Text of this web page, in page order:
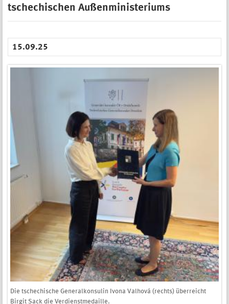
tschechischen Außenministeriums
15.09.25
Die tschechische Generalkonsulin Ivona Valhová (rechts) überreicht
Birgit Sack die Verdienstmedaille.